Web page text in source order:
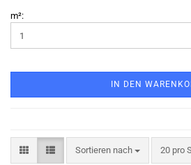
m²:
IN DEN
Sortieren nach
Sortieren nach 20 pro
pro